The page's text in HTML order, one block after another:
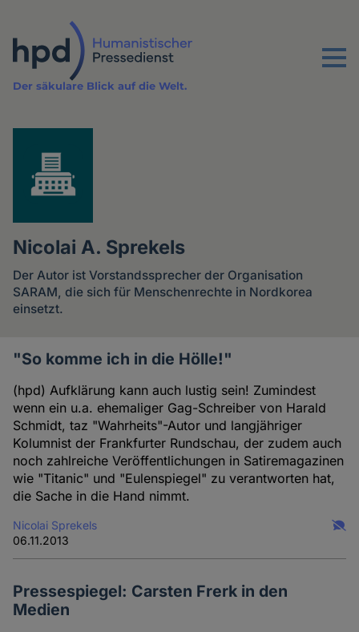
Inhalt
Menu
Der säkulare Blick auf die Welt.
Nicolai A. Sprekels
Der Autor ist Vorstandssprecher der Organisation
SARAM, die sich für Menschenrechte in Nordkorea
einsetzt.
des
Autoren
"So komme ich in die Hölle!"
(hpd) Aufklärung kann auch lustig sein! Zumindest
wenn ein u.a. ehemaliger Gag-Schreiber von Harald
Schmidt, taz "Wahrheits"-Autor und langjähriger
Kolumnist der Frankfurter Rundschau, der zudem auch
noch zahlreiche Veröffentlichungen in Satiremagazinen
wie "Titanic" und "Eulenspiegel" zu verantworten hat,
die Sache in die Hand nimmt.
Nicolai Sprekels
06.11.2013
Pressespiegel: Carsten Frerk in den
Medien